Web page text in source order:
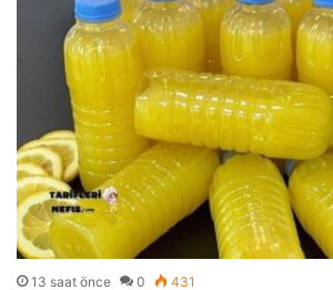
13 saat önce 0 431